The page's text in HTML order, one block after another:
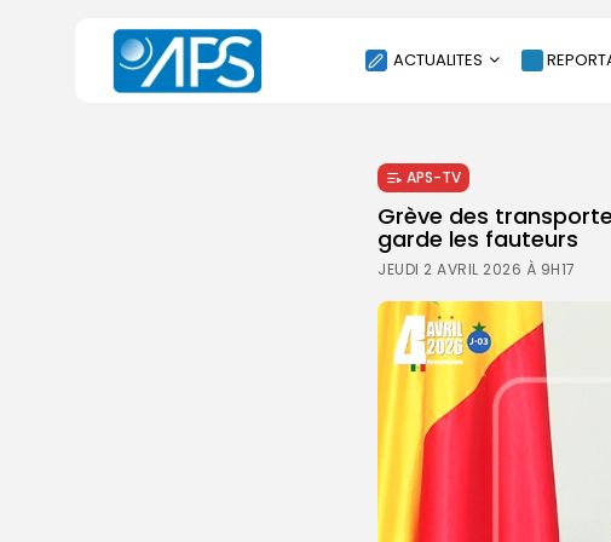
ACTUALITES
SOCIÉTÉ
ÉCONOMIE
CULTURE
ENVIRONNEMENT
INTERNATIONAL
AGENDA
SANTE
APS-TV
Grève des
garde les fauteurs
JEUDI 2 AVRIL 2026 À 9H17